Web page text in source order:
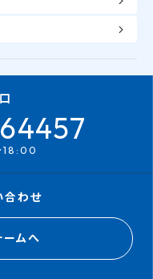
18:00
合わせ
ームへ